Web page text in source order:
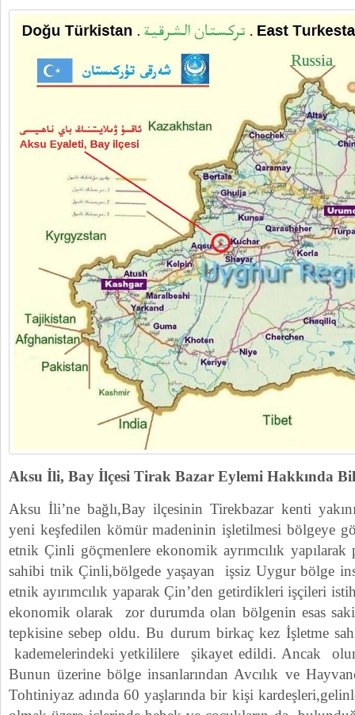
Aksu İli, Bay İlçesi Tirak Bazar Eylemi Hakkında
Aksu İli’ne bağlı,Bay ilçesinin Tirekbazar kenti
yeni keşfedilen kömür madeninin işletilmesi bölgeye
etnik Çinli göçmenlere ekonomik ayrımcılık yapılarak
sahibi tnik Çinli,bölgede yaşayan işsiz Uygur bölge
etnik ayırımcılık yaparak Çin’den getirdikleri işçileri
ekonomik olarak zor durumda olan bölgenin esas
tepkisine sebep oldu. Bu durum birkaç kez İşletme
kademelerindeki yetkililere şikayet edildi. Ancak
Bunun üzerine bölge insanlarından Avcılık ve
Tohtiniyaz adında 60 yaşlarında bir kişi